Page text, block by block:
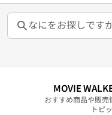
MOVIE
おすすめ商品や販売
トピ